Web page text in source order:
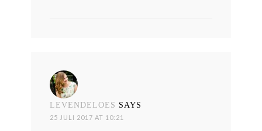
LEVENDELOES SAYS
25 JULI 2017 AT 10:21